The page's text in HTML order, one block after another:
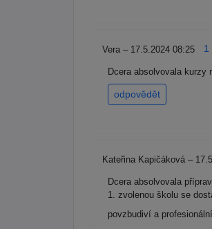
Vera – 17.5.2024 08:25 1
Dcera absolvovala
odpovědět
Kateřina Kapičáková –
Dcera absolvovala
1. zvolenou školu se
povzbudiví a